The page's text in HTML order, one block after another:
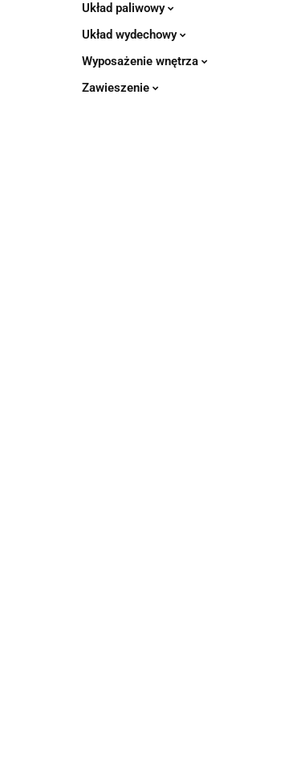
Układ paliwowy
Układ wydechowy
Wyposażenie wnętrza
Zawieszenie